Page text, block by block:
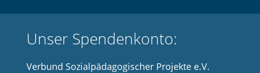
Unser Spendenkonto:
Verbund Sozialpädagogischer Projekte e.V.